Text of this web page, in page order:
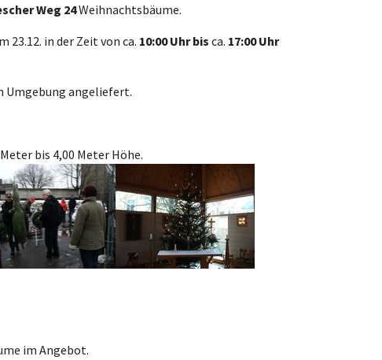
larger version Show larger version
Weg 24Weihnachtsbäume.
23.12. in der Zeit von ca. 10:00 Uhr bis ca. 17:00 Uhr
Umgebung angeliefert.
bis 4,00 Meter Höhe.
im Angebot.